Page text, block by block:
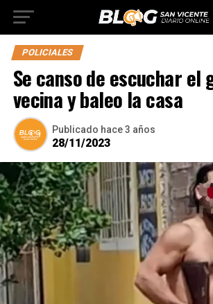
POLICIALES
Se canso de escuchar el
vecina y baleo la casa
Publicado hace 3 años
28/11/2023